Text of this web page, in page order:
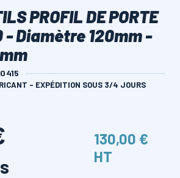
PROFIL DE PORTE
- Diamètre 120mm -
- EXPÉDITION SOUS 3/4 JOURS
130,00 €
HT